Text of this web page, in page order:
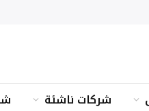
شركات ناشئة